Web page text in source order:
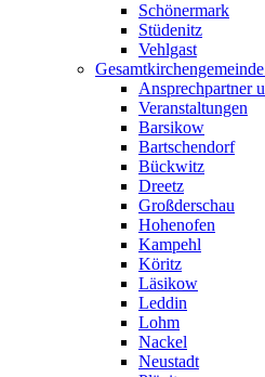
Schönermark
Stüdenitz
Vehlgast
Ansprechpartner
Veranstaltungen
Barsikow
Bartschendorf
Bückwitz
Dreetz
Großderschau
Hohenofen
Kampehl
Köritz
Läsikow
Leddin
Lohm
Nackel
Neustadt